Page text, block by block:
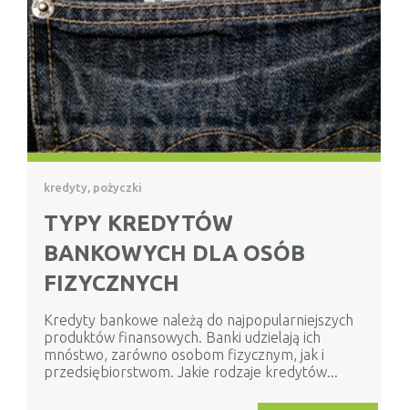
kredyty, pożyczki
TYPY KREDYTÓW
BANKOWYCH DLA OSÓB
FIZYCZNYCH
Kredyty bankowe należą do najpopularniejszych
produktów finansowych. Banki udzielają ich
mnóstwo, zarówno osobom fizycznym, jak i
przedsiębiorstwom. Jakie rodzaje kredytów...